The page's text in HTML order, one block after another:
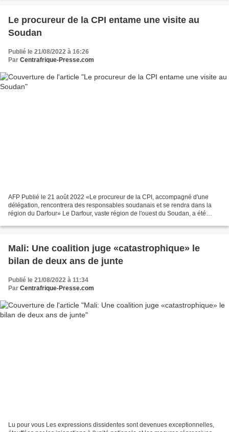
Le procureur de la CPI entame une visite au
Soudan
Publié le 21/08/2022 à 16:26
Par Centrafrique-Presse.com
AFP Publié le 21 août 2022 «Le procureur de la CPI, accompagné d'une
délégation, rencontrera des responsables soudanais et se rendra dans la
région du Darfour» Le Darfour, vaste région de l'ouest du Soudan, a été
Mali: Une coalition juge «catastrophique» le
bilan de deux ans de junte
Publié le 21/08/2022 à 11:34
Par Centrafrique-Presse.com
Lu pour vous Les expressions dissidentes sont devenues exceptionnelles,